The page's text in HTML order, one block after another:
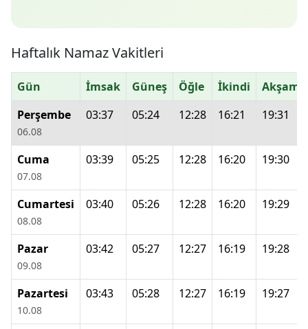
Haftalık Namaz Vakitleri
Gün İmsak Güneş Öğle İkindi
Akşam
Perşembe
06.08
03:37 05:24 12:28 16:21 19:31
Cuma
07.08
03:39 05:25 12:28 16:20 19:30
Cumartesi
08.08
03:40 05:26 12:28 16:20 19:29
Pazar
09.08
03:42 05:27 12:27 16:19 19:28
Pazartesi
10.08
03:43 05:28 12:27 16:19 19:27